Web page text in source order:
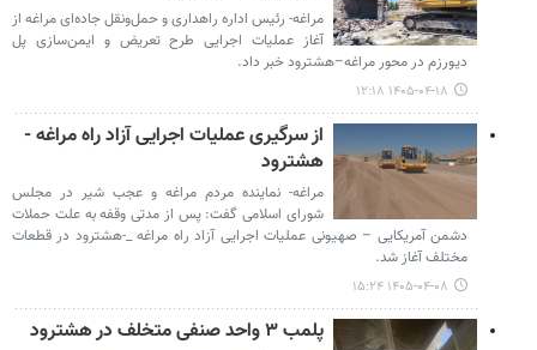
مراغه- رئیس اداره راهداری و حمل‌ونقل جاده‌ای مراغه از
آغاز عملیات اجرایی طرح تعریض و ایمن‌سازی پل
دیورزم در محور مراغه–هشترود خبر داد.
۱۴۰۵-۰۴-۱۸ ۱۲:۱۸
از سرگیری عملیات اجرایی آزاد راه مراغه -
هشترود
مراغه- نماینده مردم مراغه و عجب شیر در مجلس
شورای اسلامی گفت: پس از مدتی وقفه به علت حملات
دشمن آمریکایی – صهیونی عملیات اجرایی آزاد راه مراغه _-هشترود در قطعات
مختلف آغاز شد.
۱۴۰۵-۰۴-۰۸ ۱۵:۲۴
پلمب ۳ واحد صنفی متخلف در هشترود